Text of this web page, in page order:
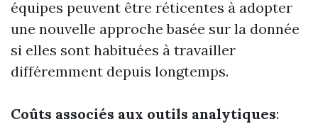
équipes peuvent être réticentes à adopter
une nouvelle approche basée sur la donnée
si elles sont habituées à travailler
différemment depuis longtemps.
Coûts associés aux outils analytiques: